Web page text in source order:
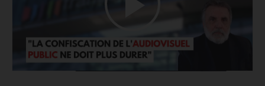
Play